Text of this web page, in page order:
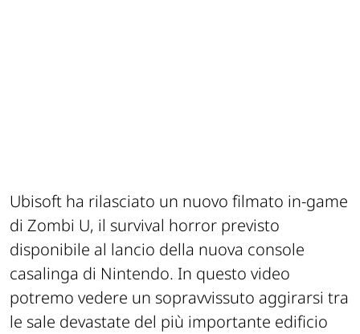
Ubisoft ha rilasciato un nuovo filmato in-game
di Zombi U, il survival horror previsto
disponibile al lancio della nuova console
casalinga di Nintendo. In questo video
potremo vedere un sopravvissuto aggirarsi tra
le sale devastate del più importante edificio